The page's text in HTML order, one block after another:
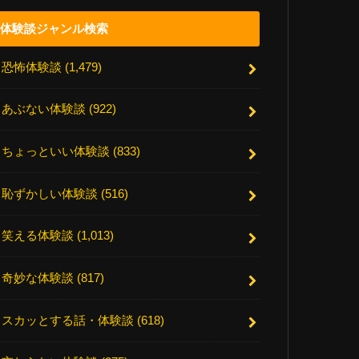
体験談ジャンル検索
恐怖体験談 (1,479)
あぶない体験談 (922)
ちょっといい体験談 (833)
恥ずかしい体験談 (516)
笑える体験談 (1,013)
奇妙な体験談 (817)
スカッとする話・体験談 (618)